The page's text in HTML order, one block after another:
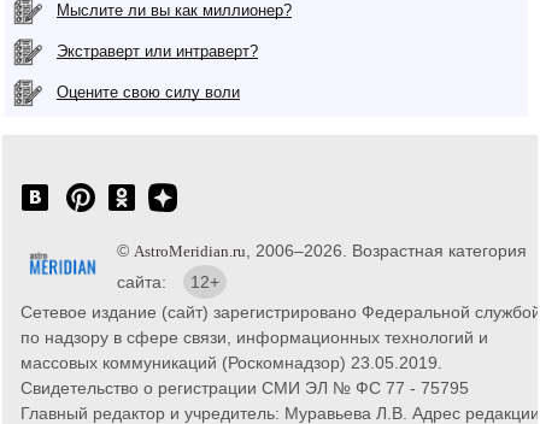
Мыслите ли вы как миллионер?
Экстраверт или интраверт?
Оцените свою силу воли
© AstroMeridian.ru , 2006–2026. Возрастная категория
сайта:
12+
Сетевое издание (сайт) зарегистрировано Федеральной службой
по надзору в сфере связи, информационных технологий и
массовых коммуникаций (Роскомнадзор) 23.05.2019.
Свидетельство о регистрации СМИ ЭЛ № ФС 77 - 75795
Главный редактор и учредитель: Муравьева Л.В. Адрес